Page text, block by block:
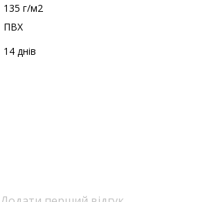
135 г/м2
ПВХ
14 днів